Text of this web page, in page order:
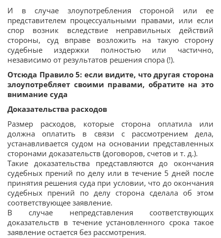
И в случае злоупотребления стороной или ее
представителем процессуальными правами, или если
спор возник вследствие неправильных действий
стороны, суд вправе возложить на такую ​​сторону
судебные издержки полностью или частично,
независимо от результатов решения спора (!).
Отсюда Правило 5: если видите, что другая сторона
злоупотребляет своими правами, обратите на это
внимание суда
Доказательства расходов
Размер расходов, которые сторона оплатила или
должна оплатить в связи с рассмотрением дела,
устанавливается судом на основании представленных
сторонами доказательств (договоров, счетов и т. д.).
Такие доказательства представляются до окончания
судебных прений по делу или в течение 5 дней после
принятия решения суда при условии, что до окончания
судебных прений по делу сторона сделала об этом
соответствующее заявление.
В случае непредставления соответствующих
доказательств в течение установленного срока такое
заявление остается без рассмотрения.